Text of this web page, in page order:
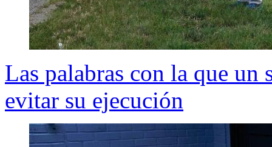
Las palabras con la que un
evitar su ejecución